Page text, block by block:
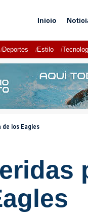
Inicio
Deportes Estilo
los Eagles